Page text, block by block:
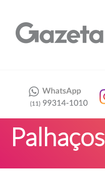
Palhaços